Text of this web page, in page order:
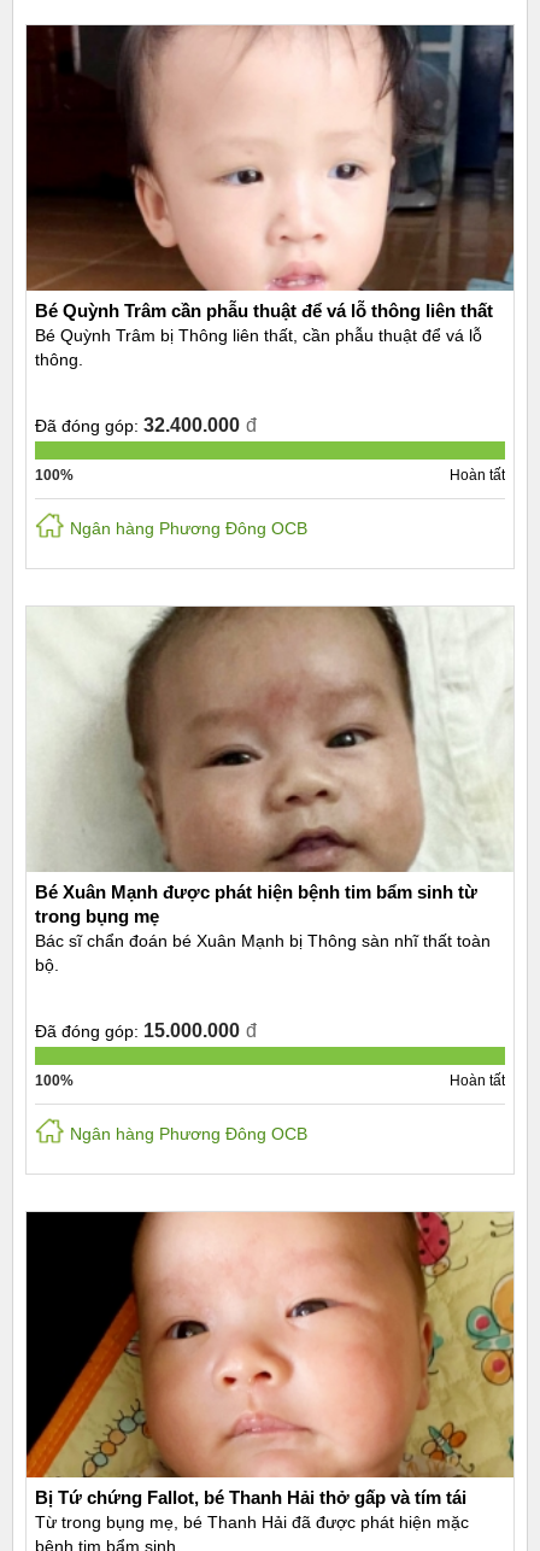
Bé Quỳnh Trâm cần phẫu thuật để vá lỗ thông liên thất
Bé Quỳnh Trâm bị Thông liên thất, cần phẫu thuật để vá lỗ
thông.
Đã đóng góp: 32.400.000 đ
100% Hoàn tất
Ngân hàng Phương Đông OCB
Bé Xuân Mạnh được phát hiện bệnh tim bẩm sinh từ
trong bụng mẹ
Bác sĩ chẩn đoán bé Xuân Mạnh bị Thông sàn nhĩ thất toàn
bộ.
Đã đóng góp: 15.000.000 đ
100% Hoàn tất
Ngân hàng Phương Đông OCB
Bị Tứ chứng Fallot, bé Thanh Hải thở gấp và tím tái
Từ trong bụng mẹ, bé Thanh Hải đã được phát hiện mặc
bệnh tim bẩm sinh.